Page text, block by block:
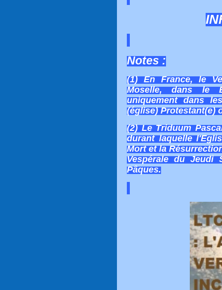
Notes :
(1) En France, le
Moselle, dans le
uniquement dans
(église) Protestant(e)
(2) Le Triduum
durant laquelle
Mort et la
Vespérale du Jeudi
Pâques.